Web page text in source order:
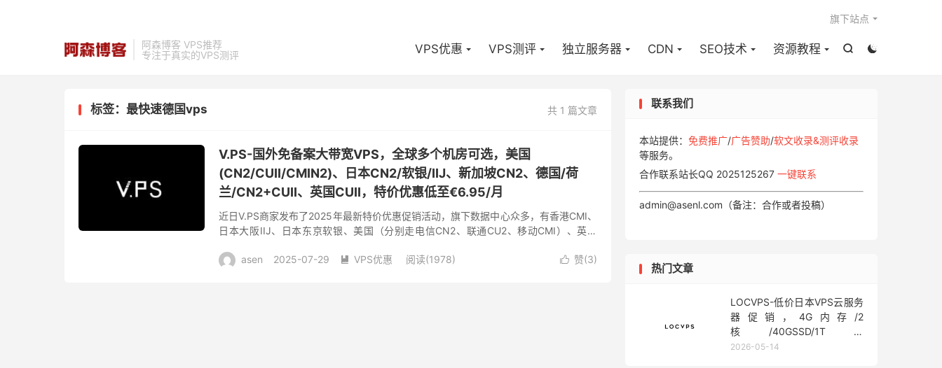
阿森博客 VPS推荐
专注于真实的VPS测评


VPS优惠 VPS测评 独立服务器 CDN SEO技术 资源教程
旗下站点
共 1 篇文章
标签：最快速德国vps
V.PS-国外免备案大带宽VPS，全球多个机房可选，美国
(CN2/CUII/CMIN2)、日本CN2/软银/IIJ、新加坡CN2、德国/荷
兰/CN2+CUII、英国CUII，特价优惠低至€6.95/月
近日V.PS商家发布了2025年最新特价优惠促销活动，旗下数据中心众多，有香港CMI、
日本大阪IIJ、日本东京软银、美国（分别走电信CN2、联通CU2、移动CMI）、英国
 赞(3)
asen 2025-07-29  VPS优惠 阅读(1978)
联系我们
本站提供： 免费推广/广告赞助/软文收录&测评收录
等服务。
合作联系站长QQ 2025125267 一键联系
admin@asenl.com（备注：合作或者投稿）
热门文章
LOCVPS-低价日本VPS云服务
器促销，4G内存/2
核/40GSSD/1T流
量/450Mbps带宽，低至36元/
2026-05-14